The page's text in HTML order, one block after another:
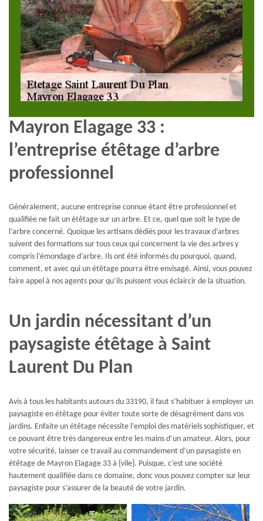
Mayron Elagage 33 :
l’entreprise étêtage d’arbre
professionnel
Généralement, aucune entreprise connue étant être professionnel et
qualifiée ne fait un étêtage sur un arbre. Et ce, quel que soit le type de
l’arbre concerné. Quoique les artisans dédiés pour les travaux d’arbres
suivent des formations sur tous ceux qui concernent la vie des arbres y
compris l’émondage d’arbre. Ils ont été informés du pourquoi, quand,
comment, et avec qui un étêtage pourra être envisagé. Ainsi, vous pouvez
faire appel à nos agents pour qu’ils puissent vous éclaircir de la situation.
Un jardin nécessitant d’un
paysagiste étêtage à Saint
Laurent Du Plan
Avis à tous les habitants autours du 33190, il faut s’habituer à employer un
paysagiste en étêtage pour éviter toute sorte de désagrément dans vos
jardins. Enfaite un étêtage nécessite l’emploi des matériels sophistiquer, et
ce pouvant être très dangereux entre les mains d’un amateur. Alors, pour
votre sécurité, laisser ce travail au commandement d’un paysagiste en
étêtage de Mayron Elagage 33 à {vile}. Puisque, c’est une société
hautement qualifiée dans ce domaine, donc vous pouvez compter sur leur
paysagiste pour s’assurer de la beauté de votre jardin.